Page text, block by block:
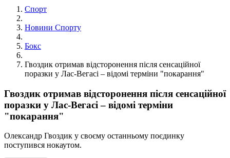
Спорт
Новини Спорту
Бокс
Гвоздик отримав відсторонення після сенсаційної
поразки у Лас-Вегасі – відомі терміни "покарання"
Гвоздик отримав відсторонення після сенсаційної
поразки у Лас-Вегасі – відомі терміни
"покарання"
Олександр Гвоздик у своєму останньому поєдинку
поступився нокаутом.